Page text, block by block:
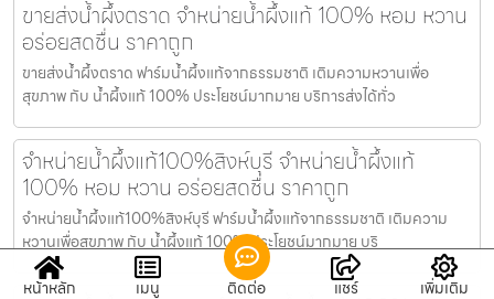
ขายส่งน้ำผึ้งตราด จำหน่ายน้ำผึ้งแท้ 100% หอม หวาน
อร่อยสดชื่น ราคาถูก
ขายส่งน้ำผึ้งตราด ฟาร์มน้ำผึ้งแท้จากธรรมชาติ เติมความหวานเพื่อ
สุขภาพ กับ น้ำผึ้งแท้ 100% ประโยชน์มากมาย บริการส่งได้ทั่ว
จำหน่ายน้ำผึ้งแท้100%สิงห์บุรี จำหน่ายน้ำผึ้งแท้
100% หอม หวาน อร่อยสดชื่น ราคาถูก
จำหน่ายน้ำผึ้งแท้100%สิงห์บุรี ฟาร์มน้ำผึ้งแท้จากธรรมชาติ เติมความ
หวานเพื่อสุขภาพ กับ น้ำผึ้งแท้ 100% ประโยชน์มากมาย บริ
หน้าหลัก เมนู ติดต่อ แชร์ เพิ่มเติม